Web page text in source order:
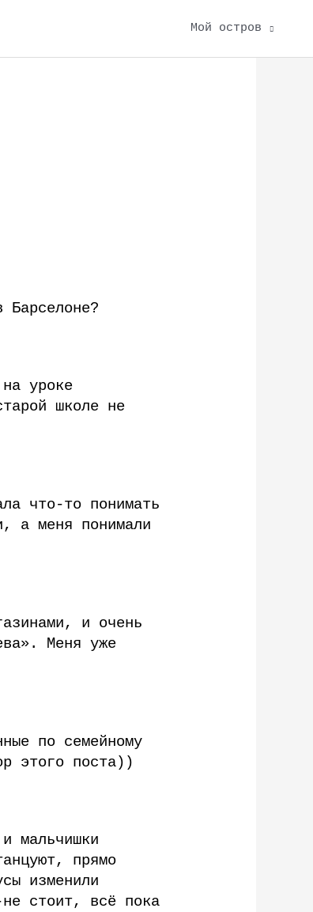
Мой остров
уроке
школе не
что-то понимать
а меня понимали
и очень
Меня уже
по семейному
этого поста))
мальчишки
прямо
изменили
не стоит, всё пока